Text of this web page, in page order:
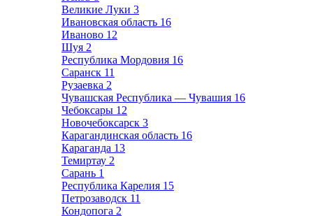
Великие Луки 3
Ивановская область 16
Иваново 12
Шуя 2
Республика Мордовия 16
Саранск 11
Рузаевка 2
Чувашская Республика — Чувашия 16
Чебоксары 12
Новочебоксарск 3
Карагандинская область 16
Караганда 13
Темиртау 2
Сарань 1
Республика Карелия 15
Петрозаводск 11
Кондопога 2